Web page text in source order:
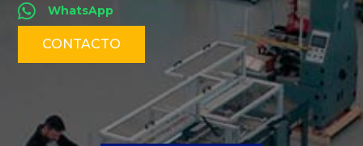
WhatsApp
CONTACTO